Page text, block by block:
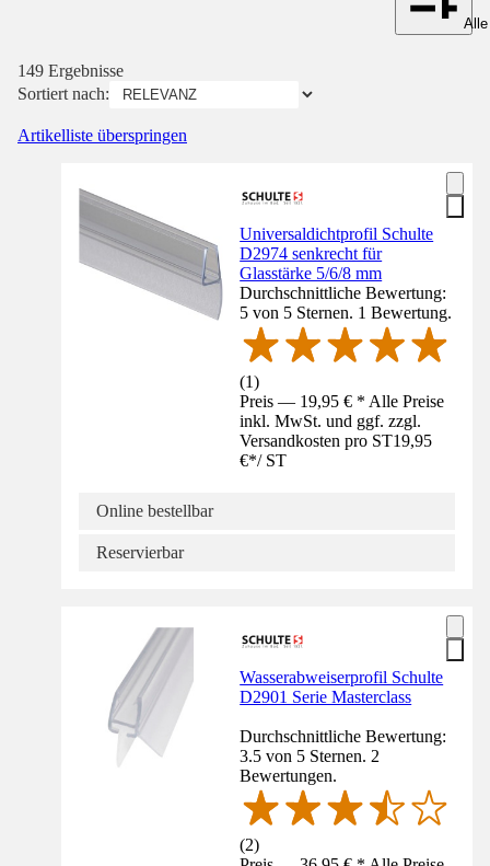
149 Ergebnisse
Sortiert nach:
Artikelliste überspringen
Universaldichtprofil Schulte
D2974 senkrecht für
Glasstärke 5/6/8 mm
Durchschnittliche Bewertung:
5 von 5 Sternen. 1 Bewertung.
(1)
Preis — 19,95 € * Alle Preise
inkl. MwSt. und ggf. zzgl.
Versandkosten pro ST19,95
€*/ ST
Online bestellbar
Reservierbar
Wasserabweiserprofil Schulte
D2901 Serie Masterclass
Durchschnittliche Bewertung:
3.5 von 5 Sternen. 2
Bewertungen.
(2)